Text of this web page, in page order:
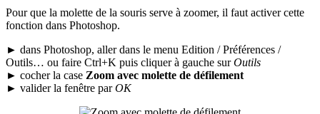
Pour que la molette de la souris serve à zoomer, il faut activer cette
fonction dans Photoshop.
► dans Photoshop, aller dans le menu Edition / Préférences /
Outils… ou faire Ctrl+K puis cliquer à gauche surOutils
► cocher la case Zoom avec molette de défilement
► valider la fenêtre parOK